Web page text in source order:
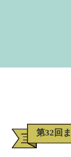
第32回